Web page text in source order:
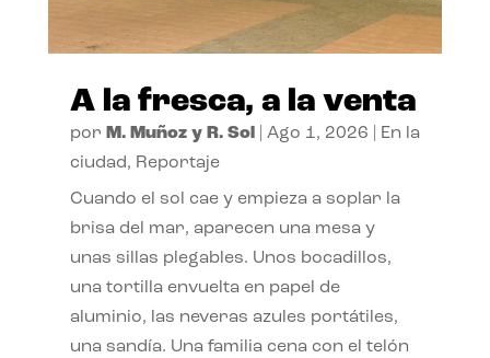
A la fresca, a la venta
por M. Muñoz y R. Sol| Ago 1, 2026
En la
ciudad, Reportaje
Cuando el sol cae y empieza a soplar la
brisa del mar, aparecen una mesa y
unas sillas plegables. Unos bocadillos,
una tortilla envuelta en papel de
aluminio, las neveras azules portátiles,
una sandía. Una familia cena con el telón